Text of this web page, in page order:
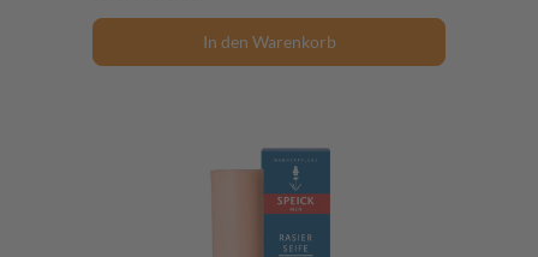
In den Warenkorb